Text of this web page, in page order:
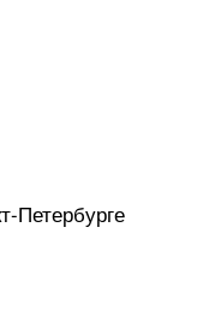
Петербурге